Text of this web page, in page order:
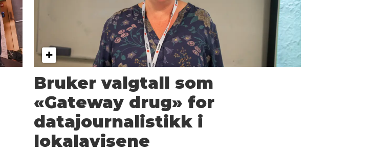
Bruker valgtall som
«Gateway drug» for
datajournalistikk i
lokalavisene